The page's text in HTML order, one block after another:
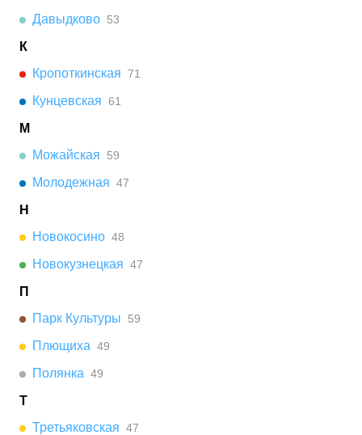
Давыдково 53
К
Кропоткинская 71
Кунцевская 61
М
Можайская
59
Молодежная 47
Н
Новокосино 48
Новокузнецкая 47
П
Парк Культуры
59
Плющиха 49
Полянка 49
Т
Третьяковская 47